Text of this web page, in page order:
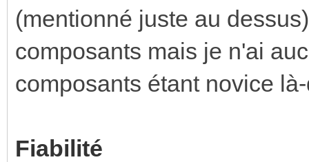
(mentionné juste au
composants mais je n'ai
composants étant novice
Fiabilité